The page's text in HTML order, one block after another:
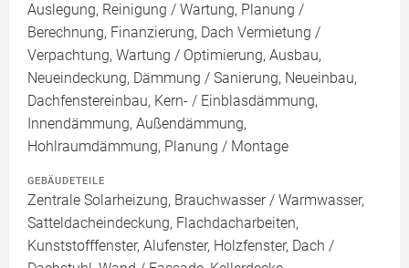
Auslegung, Reinigung / Wartung, Planung /
Berechnung, Finanzierung, Dach Vermietung /
Verpachtung, Wartung / Optimierung, Ausbau,
Neueindeckung, Dämmung / Sanierung, Neueinbau,
Dachfenstereinbau, Kern- / Einblasdämmung,
Innendämmung, Außendämmung,
Hohlraumdämmung, Planung / Montage
GEBÄUDETEILE
Zentrale Solarheizung, Brauchwasser / Warmwasser,
Satteldacheindeckung, Flachdacharbeiten,
Kunststofffenster, Alufenster, Holzfenster, Dach /